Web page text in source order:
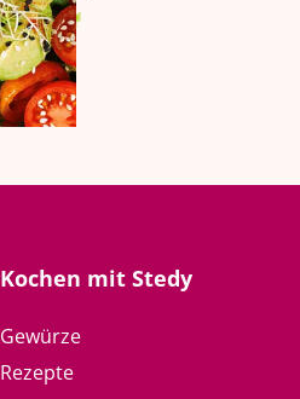
Kochen mit Stedy
Gewürze
Rezepte